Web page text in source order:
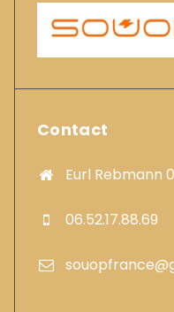
Contact
Eurl Rebmann
06.52.17.88.69